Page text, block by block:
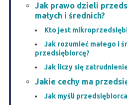
Jak prawo dzieli
małych i średnich?
Kto jest
Jak rozumieć małego i
przedsiębiorcę?
Jak liczy się
Jakie cechy ma
Jak myśli